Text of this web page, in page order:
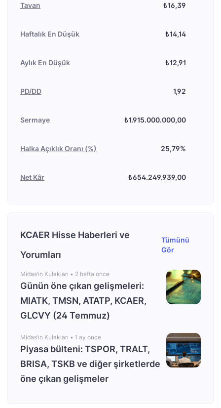
Tavan ₺16,39
Haftalık En Düşük ₺14,14
Aylık En Düşük ₺12,91
PD/DD 1,92
Sermaye ₺1.915.000.000,00
Halka Açıklık Oranı (%) 25,79%
Net Kâr ₺654.249.939,00
KCAER Hisse Haberleri ve
Yorumları
Tümünü
Gör
Midas’ın Kulakları • 2 hafta once
Günün öne çıkan gelişmeleri:
MIATK, TMSN, ATATP, KCAER,
GLCVY (24 Temmuz)
Midas’ın Kulakları • 1 ay once
Piyasa bülteni: TSPOR, TRALT,
BRISA, TSKB ve diğer şirketlerde
öne çıkan gelişmeler